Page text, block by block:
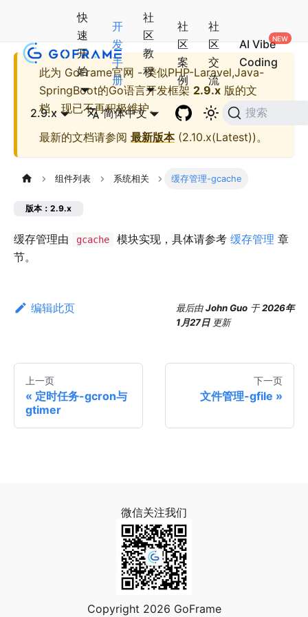
快
速
开
始
开
发
手
册
社
区
教
程
社
区
案
例
社
区
交
流
AI Vibe
Coding
2.9.x 简体中文 搜索
此为 GoFrame官网 - 类似PHP-Laravel,Java-
SpringBoot的Go语言开发框架 2.9.x 版的文
档，现已不再积极维护。
最新的文档请参阅 最新版本(2.10.x(Latest))。
组件列表 系统相关 缓存管理-gcache
版本：2.9.x
缓存管理由 gcache 模块实现，具体请参考 缓存管理 章
节。
编辑此页 最后由John Guo 于2026年
1月27日 更新
上一页
定时任务-gcron与
gtimer
下一页
文件管理-gfile
微信关注我们
Copyright 2026 GoFrame